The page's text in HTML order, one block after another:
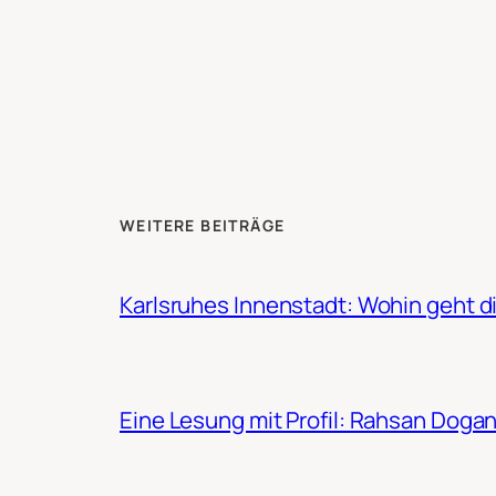
WEITERE BEITRÄGE
Karlsruhes Innenstadt: Wohin geht
Eine Lesung mit Profil: Rahsan Dogan